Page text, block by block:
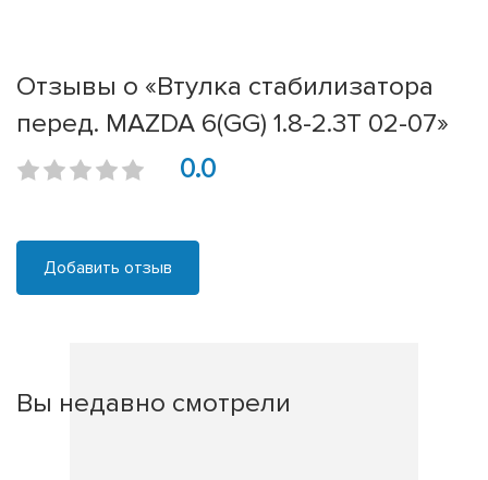
Отзывы о «Втулка стабилизатора
перед. MAZDA 6(GG) 1.8-2.3T 02-07»
0.0
Добавить отзыв
Вы недавно смотрели